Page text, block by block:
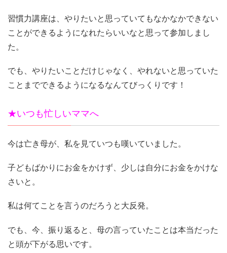
習慣力講座は、やりたいと思っていてもなかなかできない
ことができるようになれたらいいなと思って参加しまし
た。
でも、やりたいことだけじゃなく、やれないと思っていた
ことまでできるようになるなんてびっくりです！
★いつも忙しいママへ
今は亡き母が、私を見ていつも嘆いていました。
子どもばかりにお金をかけず、少しは自分にお金をかけな
さいと。
私は何てことを言うのだろうと大反発。
でも、今、振り返ると、母の言っていたことは本当だった
と頭が下がる思いです。